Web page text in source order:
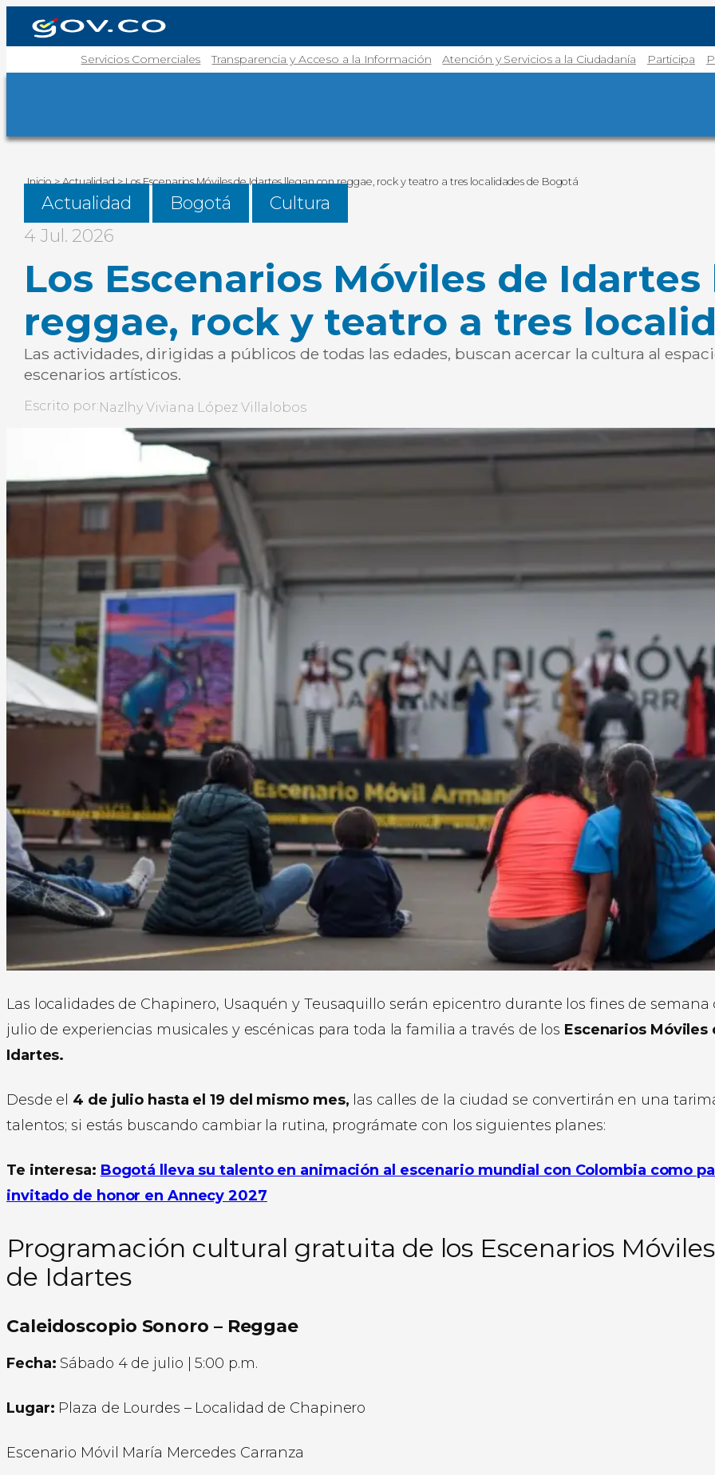
Servicios Comerciales Transparencia y Acceso a la Información Atención y Servicios a la Ciudadanía Participa
Inicio>Actualidad>Los Escenarios Móviles de Idartes llegan con reggae, rock y teatro a tres localidades de Bogotá
Actualidad Bogotá
Cultura
4 Jul. 2026
Los Escenarios Móviles de
reggae, rock y teatro a tres
Las actividades, dirigidas a públicos de todas las edades, buscan acercar la cultura al
escenarios artísticos.
Escrito por:Nazlhy Viviana López Villalobos
Las localidades de Chapinero, Usaquén y Teusaquillo serán epicentro durante los fines de semana
julio de experiencias musicales y escénicas para toda la familia a través de los Escenarios Móviles
Idartes.
Desde el 4 de julio hasta el 19 del mismo mes, las calles de la ciudad se convertirán en una
talentos; si estás buscando cambiar la rutina, prográmate con los siguientes planes:
Te interesa: Bogotá lleva su talento en animación al escenario mundial con Colombia como
invitado de honor en Annecy 2027
Programación cultural gratuita de los Escenarios Móviles
de Idartes
Caleidoscopio Sonoro – Reggae
Fecha: Sábado 4 de julio | 5:00 p.m.
Lugar: Plaza de Lourdes – Localidad de Chapinero
Escenario Móvil María Mercedes Carranza